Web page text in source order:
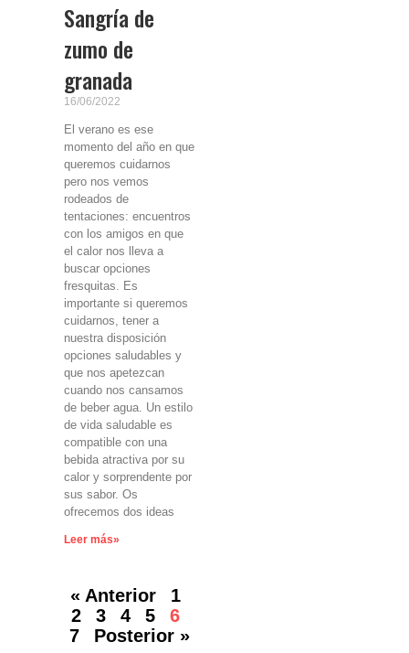
Sangría de
zumo de
granada
16/06/2022
El verano es ese
momento del año en que
queremos cuidarnos
pero nos vemos
rodeados de
tentaciones: encuentros
con los amigos en que
el calor nos lleva a
buscar opciones
fresquitas. Es
importante si queremos
cuidarnos, tener a
nuestra disposición
opciones saludables y
que nos apetezcan
cuando nos cansamos
de beber agua. Un estilo
de vida saludable es
compatible con una
bebida atractiva por su
calor y sorprendente por
sus sabor. Os
ofrecemos dos ideas
Leer más»
« Anterior
1
2
3 4 5
6
7
Posterior »